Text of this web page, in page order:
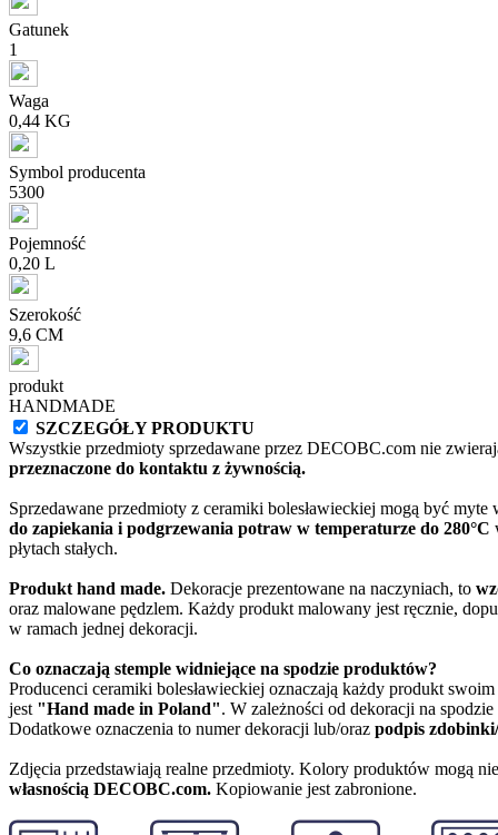
Gatunek
1
Waga
0,44 KG
Symbol producenta
5300
Pojemność
0,20 L
Szerokość
9,6 CM
produkt
HANDMADE
SZCZEGÓŁY PRODUKTU
Wszystkie przedmioty sprzedawane przez DECOBC.com nie
przeznaczone do kontaktu z żywnością.
Sprzedawane przedmioty z ceramiki bolesławieckiej mogą być
do zapiekania i podgrzewania potraw w temperaturze do 280°C
płytach stałych.
Produkt hand made. Dekoracje prezentowane na naczyniach, to
oraz malowane pędzlem. Każdy produkt malowany jest ręcznie,
w ramach jednej dekoracji.
Co oznaczają stemple widniejące na spodzie produktów?
Producenci ceramiki bolesławieckiej oznaczają każdy produkt swoim
jest "Hand made in Poland". W zależności od dekoracji na
Dodatkowe oznaczenia to numer dekoracji lub/oraz podpis
Zdjęcia przedstawiają realne przedmioty. Kolory produktów mogą
własnością DECOBC.com. Kopiowanie jest zabronione.